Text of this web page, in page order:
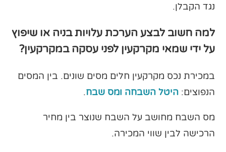
נגד הקבלן.
למה חשוב לבצע הערכת עלויות בניה או שיפוץ
על ידי שמאי מקרקעין לפני עסקה במקרקעין?
במכירת נכס מקרקעין חלים מסים שונים. בין המסים
הנפוצים:היטל השבחה ומס שבח.
מס השבח מחושב על השבח שנוצר בין מחיר
הרכישה לבין שווי המכירה.